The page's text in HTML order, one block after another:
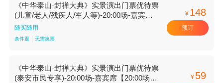
《中华泰山·封禅大典》实景演出门票优待票
(儿童/老人/残疾人/军人等)-20:00场-嘉宾席
【20:00场 嘉宾席】
随买随用
条件退 无需换票
¥ 148
预订
《中华泰山·封禅大典》实景演出门票优待票
(泰安市民专享)-20:00场-嘉宾席【20:00场
¥ 59